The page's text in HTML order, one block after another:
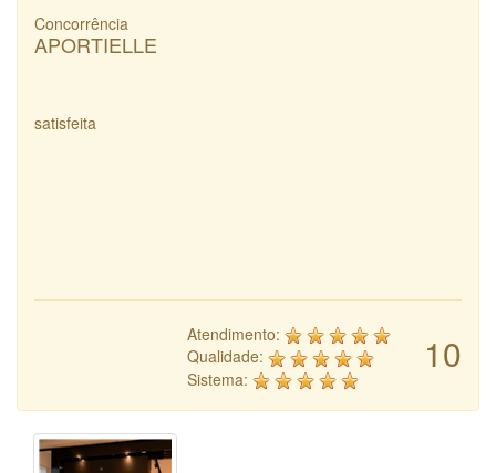
Concorrência
APORTIELLE
satisfeita
10
Atendimento:
Qualidade:
Sistema: